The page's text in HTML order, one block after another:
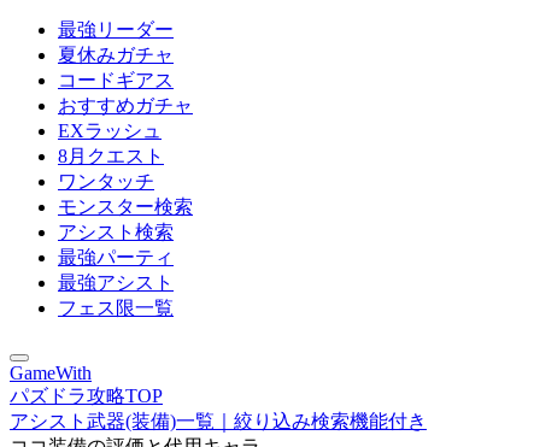
最強リーダー
夏休みガチャ
コードギアス
おすすめガチャ
EXラッシュ
8月クエスト
ワンタッチ
モンスター検索
アシスト検索
最強パーティ
最強アシスト
フェス限一覧
GameWith
パズドラ攻略TOP
アシスト武器(装備)一覧｜絞り込み検索機能付き